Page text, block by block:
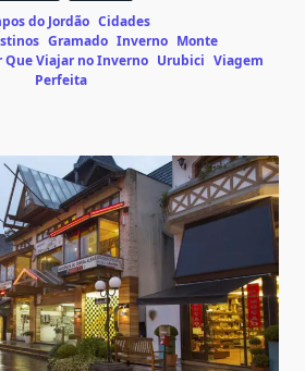
do Jordão Cidades
Gramado Inverno Monte
Que Viajar no Inverno Urubici Viagem
Perfeita